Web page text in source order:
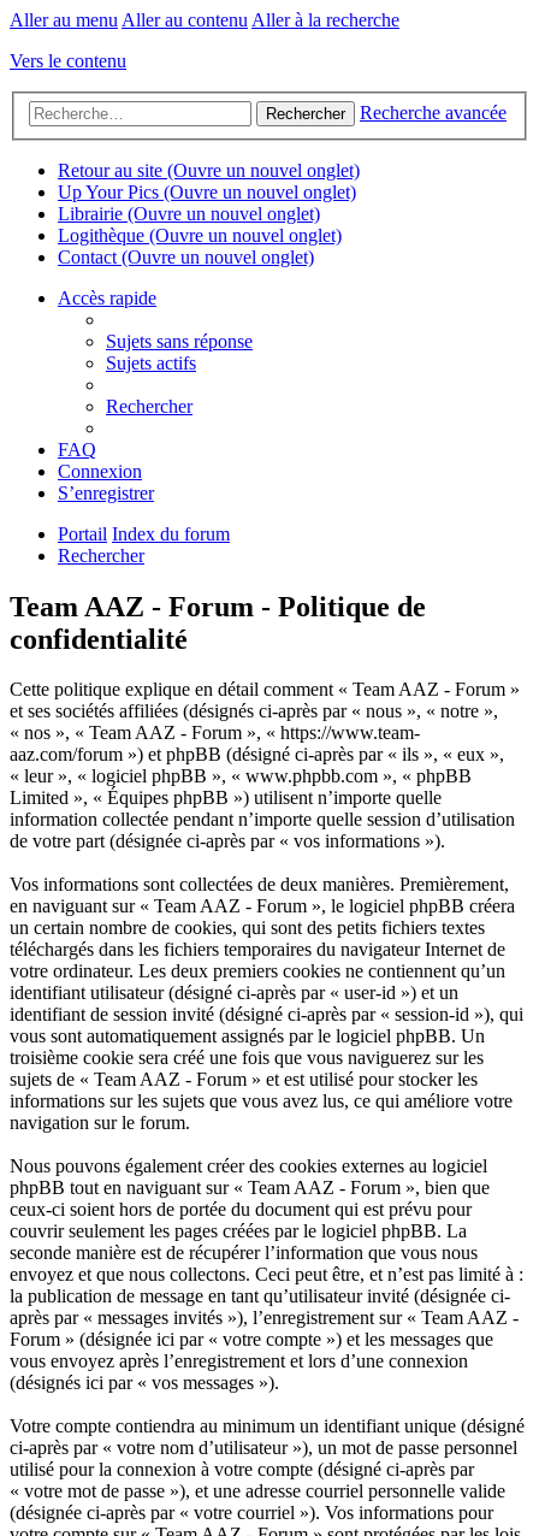
Aller au menu Aller au contenu Aller à la recherche
Vers le contenu
Rechercher Recherche avancée
Retour au site (Ouvre un nouvel onglet)
Up Your Pics (Ouvre un nouvel onglet)
Librairie (Ouvre un nouvel onglet)
Logithèque (Ouvre un nouvel onglet)
Contact (Ouvre un nouvel onglet)
Accès rapide
Sujets sans réponse
Sujets actifs
Rechercher
FAQ
Connexion
S’enregistrer
Portail Index du forum
Rechercher
Team AAZ - Forum - Politique de
confidentialité
Cette politique explique en détail comment « Team AAZ - Forum »
et ses sociétés affiliées (désignés ci-après par « nous », « notre »,
« nos », « Team AAZ - Forum », « https://www.team-
aaz.com/forum ») et phpBB (désigné ci-après par « ils », « eux »,
« leur », « logiciel phpBB », « www.phpbb.com », « phpBB
Limited », « Équipes phpBB ») utilisent n’importe quelle
information collectée pendant n’importe quelle session d’utilisation
de votre part (désignée ci-après par « vos informations »).
Vos informations sont collectées de deux manières. Premièrement,
en naviguant sur « Team AAZ - Forum », le logiciel phpBB créera
un certain nombre de cookies, qui sont des petits fichiers textes
téléchargés dans les fichiers temporaires du navigateur Internet de
votre ordinateur. Les deux premiers cookies ne contiennent qu’un
identifiant utilisateur (désigné ci-après par « user-id ») et un
identifiant de session invité (désigné ci-après par « session-id »), qui
vous sont automatiquement assignés par le logiciel phpBB. Un
troisième cookie sera créé une fois que vous naviguerez sur les
sujets de « Team AAZ - Forum » et est utilisé pour stocker les
informations sur les sujets que vous avez lus, ce qui améliore votre
navigation sur le forum.
Nous pouvons également créer des cookies externes au logiciel
phpBB tout en naviguant sur « Team AAZ - Forum », bien que
ceux-ci soient hors de portée du document qui est prévu pour
couvrir seulement les pages créées par le logiciel phpBB. La
seconde manière est de récupérer l’information que vous nous
envoyez et que nous collectons. Ceci peut être, et n’est pas limité à :
la publication de message en tant qu’utilisateur invité (désignée ci-
après par « messages invités »), l’enregistrement sur « Team AAZ -
Forum » (désignée ici par « votre compte ») et les messages que
vous envoyez après l’enregistrement et lors d’une connexion
(désignés ici par « vos messages »).
Votre compte contiendra au minimum un identifiant unique (désigné
ci-après par « votre nom d’utilisateur »), un mot de passe personnel
utilisé pour la connexion à votre compte (désigné ci-après par
« votre mot de passe »), et une adresse courriel personnelle valide
(désignée ci-après par « votre courriel »). Vos informations pour